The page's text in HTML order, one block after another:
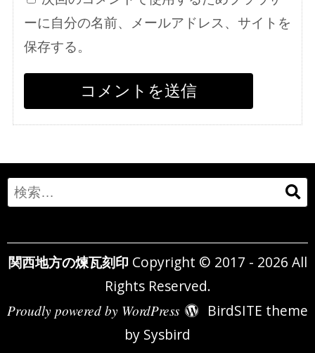
ーに自分の名前、メールアドレス、サイトを
保存する。
Search
for:
関西地方の煉瓦刻印 Copyright © 2017 - 2026 All
Rights Reserved.
Proudly powered by WordPress
BirdSITE theme
by Sysbird